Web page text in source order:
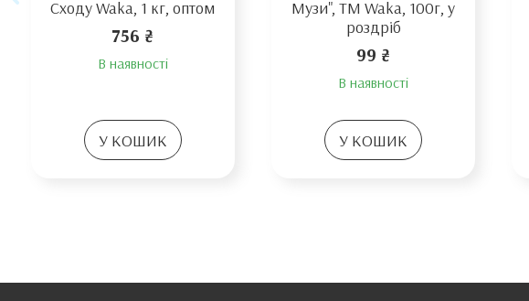
Сходу Waka, 1 кг, оптом
756 ₴
В наявності
У КОШИК
Музи", TM Waka, 100г, у
роздріб
99 ₴
В наявності
У КОШИК